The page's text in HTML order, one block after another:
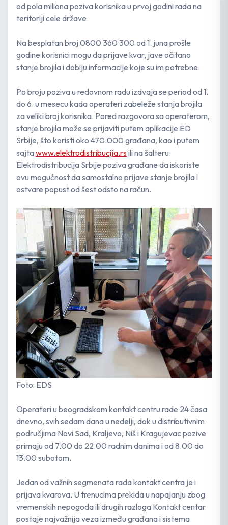
od pola miliona poziva korisnika u prvoj godini rada na
teritoriji cele države
Na besplatan broj 0800 360 300 od 1. juna prošle
godine korisnici mogu da prijave kvar, jave očitano
stanje brojila i dobiju informacije koje su im potrebne.
Po broju poziva u redovnom radu izdvaja se period od 1.
do 6. u mesecu kada operateri zabeleže stanja brojila
za veliki broj korisnika. Pored razgovora sa operaterom,
stanje brojila može se prijaviti putem aplikacije ED
Srbije, što koristi oko 470.000 građana, kao i putem
sajtawww.elektrodistribucija.rsili na šalteru.
Elektrodistribucija Srbije poziva građane da iskoriste
ovu mogućnost da samostalno prijave stanje brojila i
ostvare popust od šest odsto na račun.
Foto: EDS
Operateri u beogradskom kontakt centru rade 24 časa
dnevno, svih sedam dana u nedelji, dok u distributivnim
područjima Novi Sad, Kraljevo, Niš i Kragujevac pozive
primaju od 7.00 do 22.00 radnim danima i od 8.00 do
13.00 subotom.
Jedan od važnih segmenata rada kontakt centra je i
prijava kvarova. U trenucima prekida u napajanju zbog
vremenskih nepogoda ili drugih razloga Kontakt centar
postaje najvažnija veza između građana i sistema